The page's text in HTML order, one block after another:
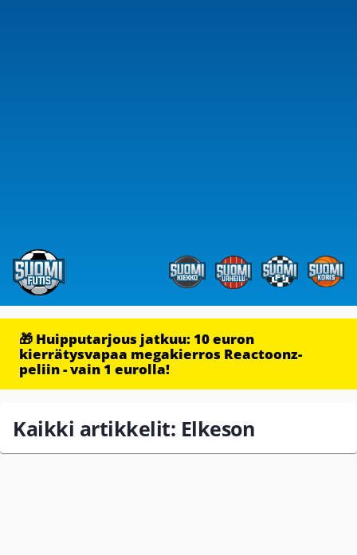
🎁 Huipputarjous jatkuu: 10 euron
kierrätysvapaa megakierros Reactoonz-
peliin - vain 1 eurolla!
Kaikki artikkelit: Elkeson